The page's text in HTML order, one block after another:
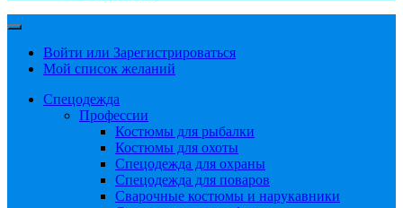
Войти или Зарегистрироваться
Мой список желаний
Спецодежда
Профессии
Костюмы для рыбалки
Костюмы для охоты
Спецодежда для охраны
Спецодежда для поваров
Сварочные костюмы и нарукавники